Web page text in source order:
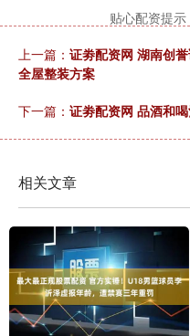
贴心配资提示
上一篇： 证劵配资网 湖南创
全屋整装方案
下一篇： 证劵配资网 品酒和
相关文章